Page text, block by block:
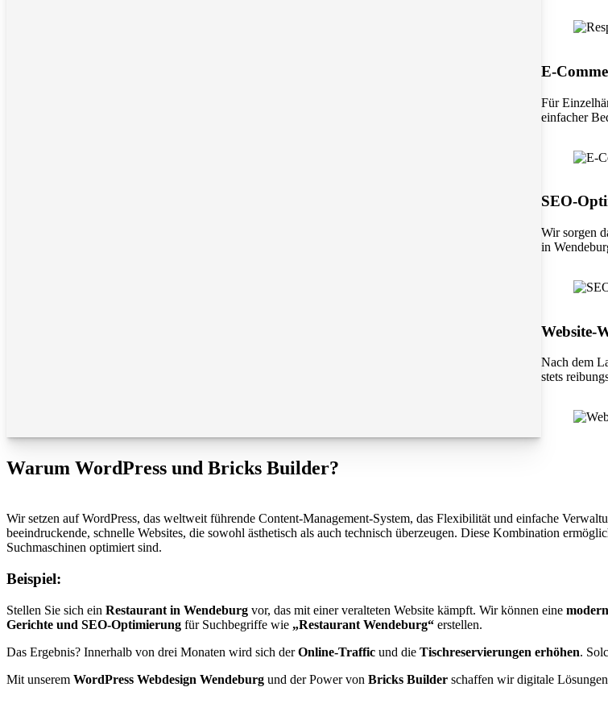
E-
Für
einfacher
SEO-
Wir sorgen
in
Website-
Nach dem
stets
Warum WordPress und Bricks Builder?
Wir setzen auf WordPress, das weltweit führende Content-Management-System, das Flexibilität und einfache
beeindruckende, schnelle Websites, die sowohl ästhetisch als auch technisch überzeugen. Diese Kombination
Suchmaschinen optimiert sind.
Beispiel:
Stellen Sie sich ein Restaurant in Wendeburg vor, das mit einer veralteten Website kämpft. Wir können eine
Gerichte und SEO-Optimierung für Suchbegriffe wie „Restaurant Wendeburg“ erstellen.
Das Ergebnis? Innerhalb von drei Monaten wird sich derOnline-Traffic und die Tischreservierungen erhöhen.
Mit unserem WordPress Webdesign Wendeburg und der Power von Bricks Builder schaffen wir digitale